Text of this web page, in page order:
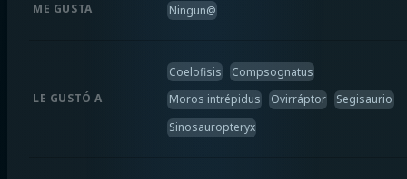
ME GUSTA Ningun@
LE GUSTÓ A
Coelofisis
Compsognatus
Moros intrépidus
Ovirráptor
Segisaurio
Sinosauropteryx